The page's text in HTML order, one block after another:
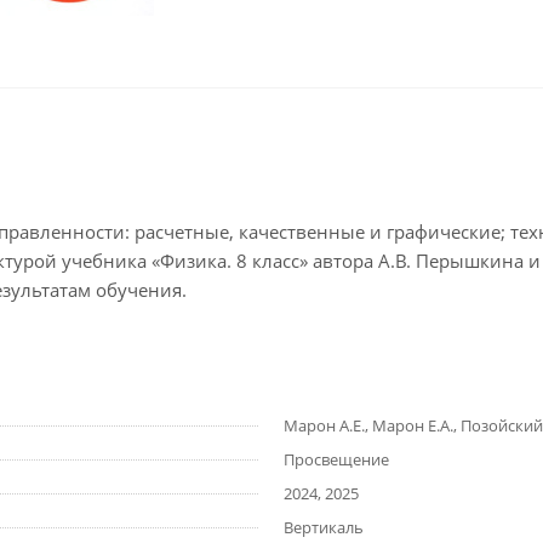
расчетные, качественные и графические;
учебника «Физика. 8 класс» автора А.В. Перышкина
обучения.
Марон А.Е., Марон Е.А.,
Просвещение
2024, 2025
Вертикаль